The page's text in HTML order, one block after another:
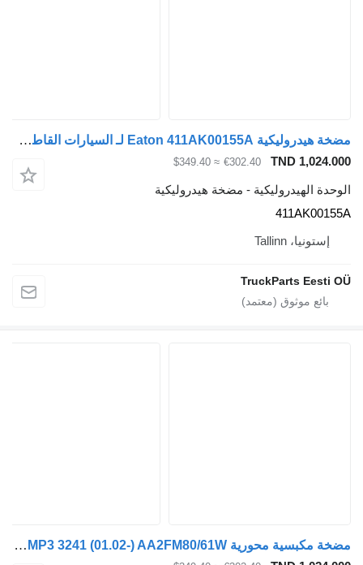
مضخة هيدروليكية Eaton 411AK00155A لـ السيارات القاطرة Scania P,G,R,T-series (2004-2017)
€302.40
≈ $349.40
- مضخة هيدروليكية
مضخة مكبسية محورية Rexroth Actros MP2/MP3 3241 (01.02-) AA2FM80/61W لـ السيارات القاطرة Mercedes-Benz Actros, Axor MP1, MP2, MP3 (1996-2014)